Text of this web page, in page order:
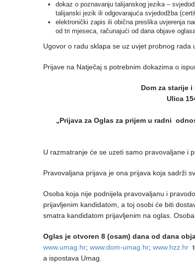
dokaz o poznavanju talijanskog jezika –
talijanski jezik ili odgovarajuća svjedodžba
elektronički zapis ili obična preslika uvjerenja
od tri mjeseca, računajući od dana objave
Ugovor o radu sklapa se uz uvjet probnog rada
Prijave na Natječaj s potrebnim dokazima o
Dom za starije
Ulica
„Prijava za Oglas za prijem u radni
U razmatranje će se uzeti samo pravovaljane i
Pravovaljana prijava je ona prijava koja sadrži
Osoba koja nije podnijela pravovaljanu i
prijavljenim kandidatom, a toj osobi će biti
smatra kandidatom prijavljenim na oglas.
Oglas je otvoren 8 (osam) dana od dana
www.umag.hr; www.dom-umag.hr; www.hzz.hr
a ispostava Umag.